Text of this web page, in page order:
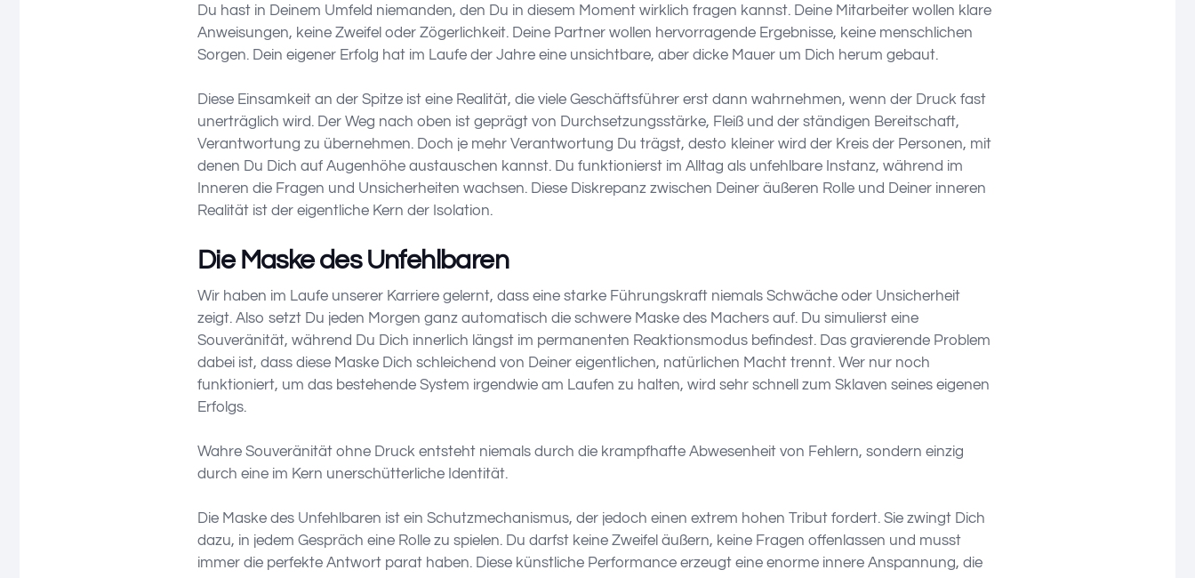
Du hast in Deinem Umfeld niemanden, den Du in diesem Moment wirklich fragen kannst. Deine Mitarbeiter wollen klare
Anweisungen, keine Zweifel oder Zögerlichkeit. Deine Partner wollen hervorragende Ergebnisse, keine menschlichen
Sorgen. Dein eigener Erfolg hat im Laufe der Jahre eine unsichtbare, aber dicke Mauer um Dich herum gebaut.
Diese Einsamkeit an der Spitze ist eine Realität, die viele Geschäftsführer erst dann wahrnehmen, wenn der Druck fast
unerträglich wird. Der Weg nach oben ist geprägt von Durchsetzungsstärke, Fleiß und der ständigen Bereitschaft,
Verantwortung zu übernehmen. Doch je mehr Verantwortung Du trägst, desto kleiner wird der Kreis der Personen, mit
denen Du Dich auf Augenhöhe austauschen kannst. Du funktionierst im Alltag als unfehlbare Instanz, während im
Inneren die Fragen und Unsicherheiten wachsen. Diese Diskrepanz zwischen Deiner äußeren Rolle und Deiner inneren
Realität ist der eigentliche Kern der Isolation.
Die Maske des Unfehlbaren
Wir haben im Laufe unserer Karriere gelernt, dass eine starke Führungskraft niemals Schwäche oder Unsicherheit
zeigt. Also setzt Du jeden Morgen ganz automatisch die schwere Maske des Machers auf. Du simulierst eine
Souveränität, während Du Dich innerlich längst im permanenten Reaktionsmodus befindest. Das gravierende Problem
dabei ist, dass diese Maske Dich schleichend von Deiner eigentlichen, natürlichen Macht trennt. Wer nur noch
funktioniert, um das bestehende System irgendwie am Laufen zu halten, wird sehr schnell zum Sklaven seines eigenen
Erfolgs.
Wahre Souveränität ohne Druck entsteht niemals durch die krampfhafte Abwesenheit von Fehlern, sondern einzig
durch eine im Kern unerschütterliche Identität.
Die Maske des Unfehlbaren ist ein Schutzmechanismus, der jedoch einen extrem hohen Tribut fordert. Sie zwingt Dich
dazu, in jedem Gespräch eine Rolle zu spielen. Du darfst keine Zweifel äußern, keine Fragen offenlassen und musst
immer die perfekte Antwort parat haben. Diese künstliche Performance erzeugt eine enorme innere Anspannung, die